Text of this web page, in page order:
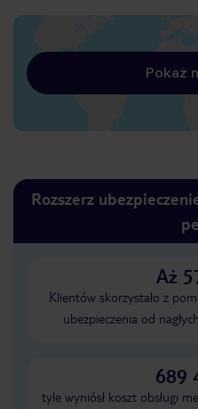
Pokaż
Rozszerz
Aż
Klientów skorzystało z
ubezpieczenia od
689
tyle wyniósł koszt obsługi